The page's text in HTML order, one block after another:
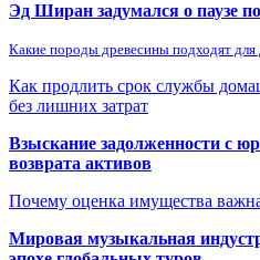
Эд Ширан задумался о паузе
Какие породы древесины подходят
Как продлить срок службы
без лишних затрат
Взыскание задолженности с
возврата активов
Почему оценка имущества
Мировая музыкальная